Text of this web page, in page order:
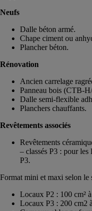
Neufs
Dalle béton armé.
Chape ciment ou
Plancher béton.
Rénovation
Ancien carrelage
Panneau bois (CTB-
Dalle semi-flexible
Planchers chauffants.
Revêtements associés
Revêtements
– classés P3 : pour
P3.
Format mini et maxi selon le
Locaux P2 : 100 cm²
Locaux P3 : 200 cm2